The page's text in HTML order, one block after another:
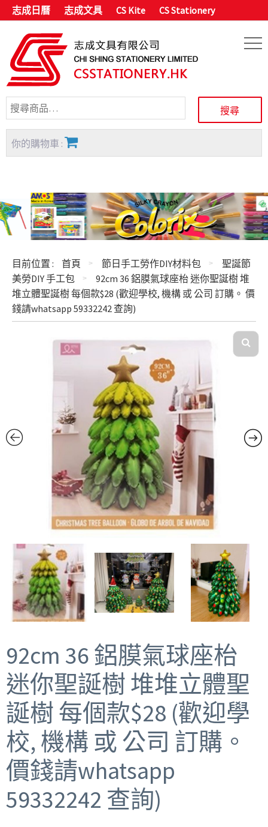
志成日曆 志成文具 CS Kite CS Stationery
你的購物車 :
目前位置 : 首頁 節日手工勞作DIY材料包
聖誕節
美勞DIY 手工包
92cm 36 鋁膜氣球座枱 迷你聖誕樹 堆
堆立體聖誕樹 每個款$28 (歡迎學校, 機構 或 公司 訂購。 價
錢請whatsapp 59332242 查詢)
92cm 36 鋁膜氣球座枱
迷你聖誕樹 堆堆立體聖
誕樹 每個款$28 (歡迎學
校, 機構 或 公司 訂購。
價錢請whatsapp
59332242 查詢)